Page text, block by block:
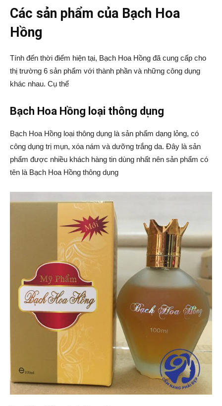
Các sản phẩm của Bạch Hoa
Hồng
Tính đến thời điểm hiện tại, Bạch Hoa Hồng đã cung cấp cho
thị trường 6 sản phẩm với thành phần và những công dụng
khác nhau. Cụ thể
Bạch Hoa Hồng loại thông dụng
Bạch Hoa Hồng loại thông dụng là sản phẩm dạng lỏng, có
công dụng trị mụn, xóa nám và dưỡng trắng da. Đây là sản
phẩm được nhiều khách hàng tin dùng nhất nên sản phẩm có
tên là Bạch Hoa Hồng thông dụng